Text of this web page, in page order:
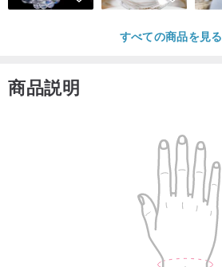
すべての商品を見る
商品説明